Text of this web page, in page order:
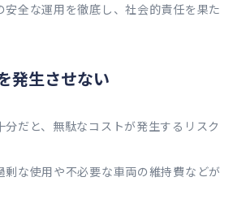
安全な運用を徹底し、社会的責任を果た
発生させない
だと、無駄なコストが発生するリスク
剰な使用や不必要な車両の維持費などが